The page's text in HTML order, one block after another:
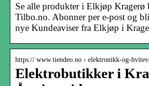
Se alle produkter i Elkjøp Kragerø
Tilbo.no. Abonner per e-post og
nye Kundeaviser fra Elkjøp i
https:// www.tiendeo.no › elektronikk-og-
Elektrobutikker i